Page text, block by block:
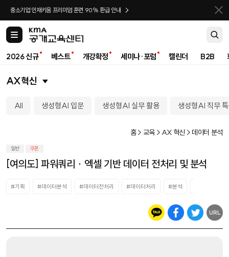
중소기업 인재키움 프리미엄 훈련 90% 환급 안내
카
고
2026 신규 베스트 개강확정 세미나·포럼 캘린더 B2B
AX혁신
All 생성형AI 입문 생성형AI 실무 활용 생성형AI 직무
홈 > 교육 > AX 혁신 > 데이터 분석
일반 쿠폰
[여의도] 파워쿼리 ∙ 엑셀 기반 데이터 전처리 및 분석
#기획 #데이터분석 #데이터전처리 #데이터처리 #분석
URL